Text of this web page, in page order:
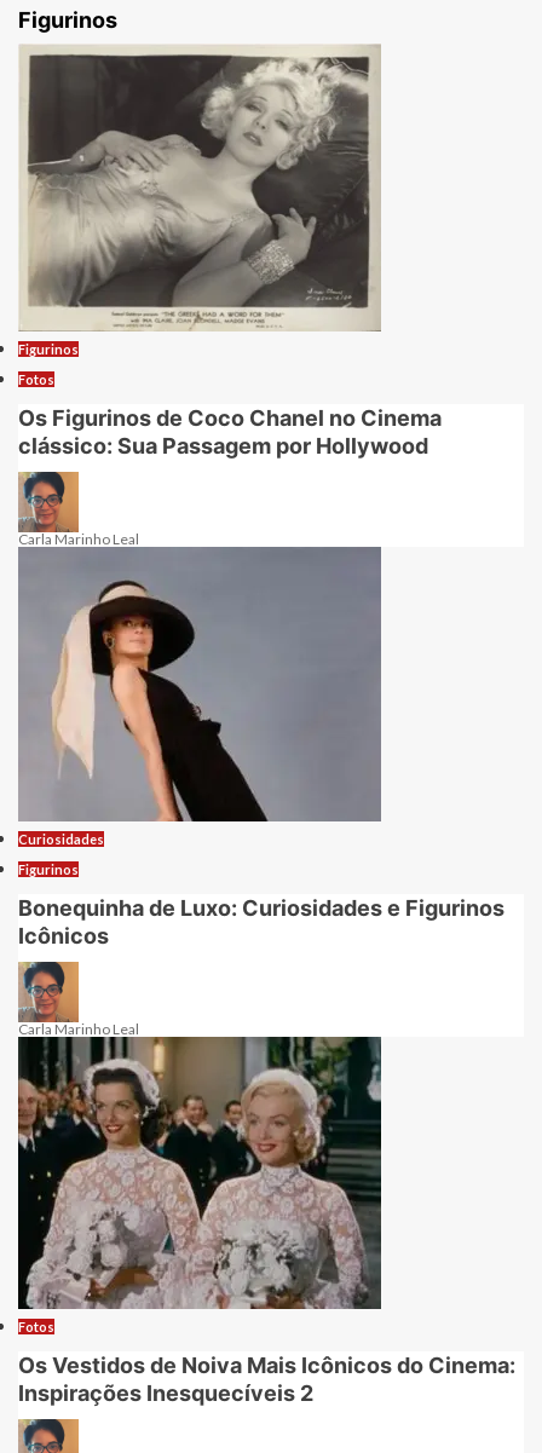
Figurinos
Figurinos
Fotos
Os Figurinos de Coco Chanel no Cinema
clássico: Sua Passagem por Hollywood
Carla Marinho Leal
Curiosidades
Figurinos
Bonequinha de Luxo: Curiosidades e Figurinos
Icônicos
Carla Marinho Leal
Fotos
Os Vestidos de Noiva Mais Icônicos do Cinema:
Inspirações Inesquecíveis 2